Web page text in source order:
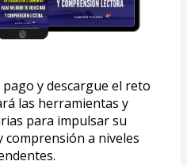
y descargue el reto
las herramientas y
para impulsar su
comprensión a niveles